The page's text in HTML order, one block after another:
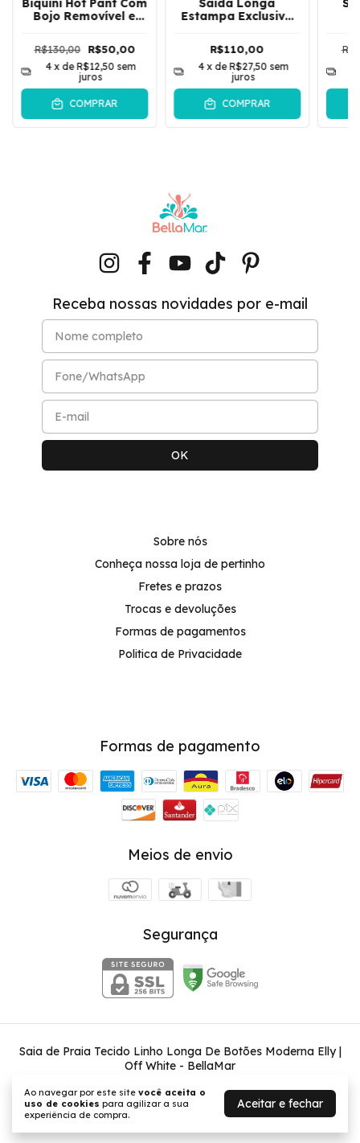
Ao navegar por este site você aceita o
uso de cookies para agilizar a sua
experiência de compra.
Aceitar e fechar
Biquíni Hot Pant Com
Bojo Removível e
Belize | Preto
R$130,00 R$50,00
4 x deR$12,50 sem
juros
COMPRAR
Saída Longa
Estampa Exclusiva
Manga Flare Jessy |
Salmon
R$110,00
4 x deR$27,50 sem
juros
COMPRAR
Receba nossas novidades por e-mail
Sobre nós
Conheça nossa loja de pertinho
Fretes e prazos
Trocas e devoluções
Formas de pagamentos
Politica de Privacidade
Formas de pagamento
Meios de envio
Segurança
Saia de Praia Tecido Linho Longa De Botões Moderna Elly |
Off White - BellaMar